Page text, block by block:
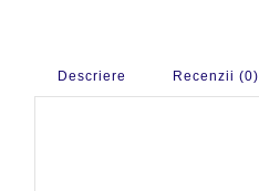
Descriere Recenzii (0)